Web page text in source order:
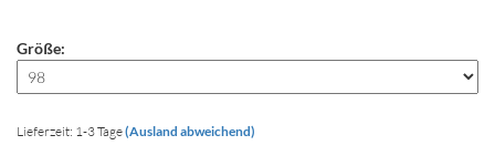
Größe:
Lieferzeit: 1-3 Tage(Ausland abweichend)